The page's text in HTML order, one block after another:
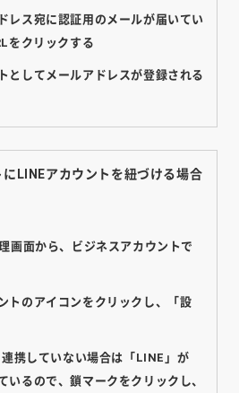
レス宛に認証用のメールが届いてい
をクリックする
としてメールアドレスが登録される
LINEアカウントを紐づける場合
画面から、ビジネスアカウントで
トのアイコンをクリックし、「設
携していない場合は「LINE」が
いるので、鎖マークをクリックし、